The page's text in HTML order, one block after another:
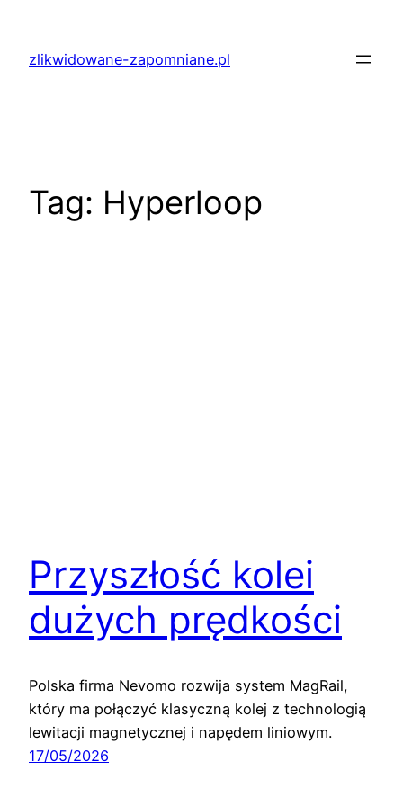
treścizlikwidowane-zapomniane.pl
Tag: Hyperloop
Przyszłość kolei
dużych prędkości
Polska firma Nevomo rozwija system MagRail,
który ma połączyć klasyczną kolej z technologią
lewitacji magnetycznej i napędem liniowym.
17/05/2026